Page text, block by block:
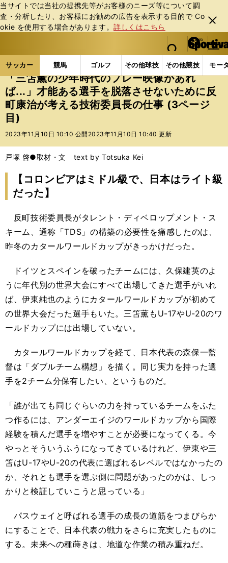
当サイトでは当社の提携先等がお客様のニーズ等について調
査・分析したり、お客様にお勧めの広告を表⽰する⽬的で Co
okie を使⽤する場合があります。詳しくはこちら
閉じ
る
web Sportiva (webスポルティーバ)
検索
マイペ
ー
ジ
メニュ
サッカー 競馬 ゴルフ その他球技 その他競技 モー
ス
ポ
ル
テ
ィ
ー
バ
サッカーの記事一覧 サッカー代表 日本代表 「
「三笘薫の少年時代のプレー映像があれ
ば...」才能ある選手を脱落させないために反
町康治が考える技術委員長の仕事 (3ページ
目)
2023年11月10日 10:10 公開 2023年11月10日 10:40 更新
戸塚 啓●取材・文 text by Totsuka Kei
【コロンビアはミドル級で、日本はライト級
だった】
反町技術委員長がタレント・ディベロップメント・ス
キーム、通称「TDS」の構築の必要性を痛感したのは、
昨冬のカタールワールドカップがきっかけだった。
ドイツとスペインを破ったチームには、久保建英のよ
うに年代別の世界大会にすべて出場してきた選手がいれ
ば、伊東純也のようにカタールワールドカップが初めて
の世界大会だった選手もいた。三笘薫もU-17やU-20のワ
ールドカップには出場していない。
カタールワールドカップを経て、日本代表の森保一監
督は「ダブルチーム構想」を描く。同じ実力を持った選
手を2チーム分保有したい、というものだ。
「誰が出ても同じぐらいの力を持っているチームをふた
つ作るには、アンダーエイジのワールドカップから国際
経験を積んだ選手を増やすことが必要になってくる。今
やっとそういうふうになってきているけれど、伊東や三
笘はU-17やU-20の代表に選ばれるレベルではなかったの
か、それとも選手を選ぶ側に問題があったのかは、しっ
かりと検証していこうと思っている」
パスウェイと呼ばれる選手の成長の道筋をつまびらか
にすることで、日本代表の戦力をさらに充実したものに
する。未来への種蒔きは、地道な作業の積み重ねだ。